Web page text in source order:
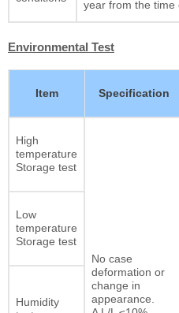
year from the time
Environmental Test
Item Specification
High
temperature
Storage test
No case
deformation or
change in
appearance.
Low
temperature
Storage test
Humidity